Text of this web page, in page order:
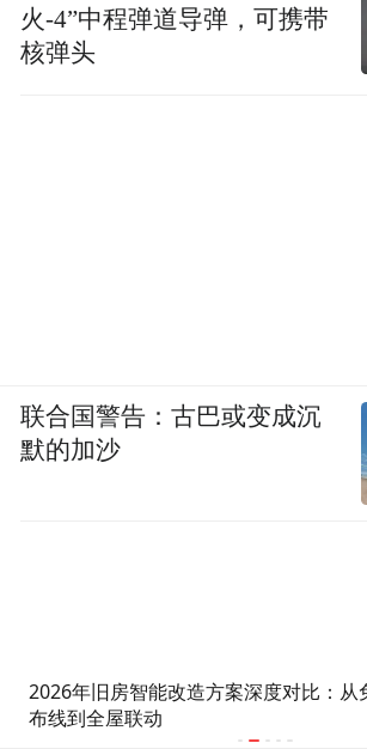
从“门票+机票”到“体验闭环” 旅
业大咖共探大型赛事旅游的跨界
火-4”中程弹道导弹，可携带
核弹头
联合国警告：古巴或变成沉
默的加沙